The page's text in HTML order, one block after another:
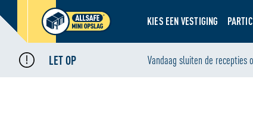
KIES EEN VESTIGING
LET OP Vandaag sluiten de recepties
Home Nieuws • ALLSAFE neemt belang in mobiel autobandenbedrijf